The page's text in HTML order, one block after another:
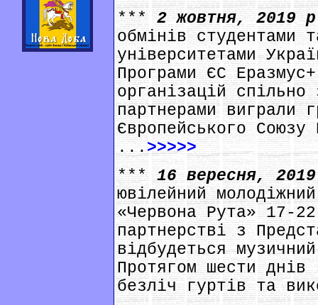
***2 жовтня, 2019
обмінів студентами
університетами
Програми ЄС
організацій
партнерами виграли
Європейського
...>>>>>
***16 вересня,
ювілейний
«Червона Рута» 17-
партнерстві з
відбудеться
Протягом шести днів
безліч гуртів та